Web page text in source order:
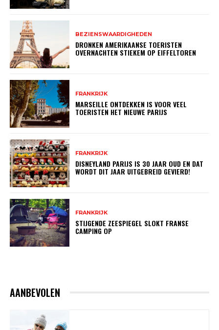
BEZIENSWAARDIGHEDEN
DRONKEN AMERIKAANSE TOERISTEN
OVERNACHTEN STIEKEM OP EIFFELTOREN
FRANKRIJK
MARSEILLE ONTDEKKEN IS VOOR VEEL
TOERISTEN HET NIEUWE PARIJS
FRANKRIJK
DISNEYLAND PARIJS IS 30 JAAR OUD EN DAT
WORDT DIT JAAR UITGEBREID GEVIERD!
FRANKRIJK
STIJGENDE ZEESPIEGEL SLOKT FRANSE
CAMPING OP
AANBEVOLEN